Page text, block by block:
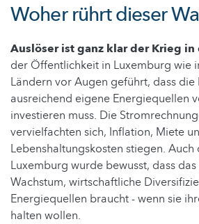
Woher rührt dieser
Auslöser ist ganz klar der Krieg in
der Öffentlichkeit in Luxemburg wie
Ländern vor Augen geführt, dass die
ausreichend eigene Energiequellen
investieren muss. Die
vervielfachten sich, Inflation, Miete
Lebenshaltungskosten stiegen. Auch
Luxemburg wurde bewusst, dass
Wachstum, wirtschaftliche
Energiequellen braucht - wenn sie
halten wollen.